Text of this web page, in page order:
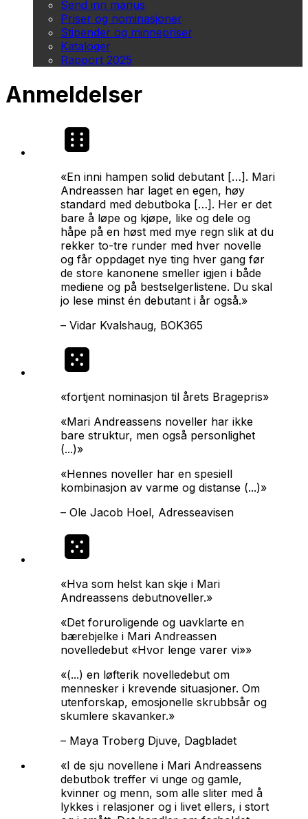
Send inn manus
Priser og nominasjoner
Stipender og minnepriser
Kataloger
Rapport 2025
Anmeldelser
«En inni hampen solid debutant […]. Mari
Andreassen har laget en egen, høy
standard med debutboka […]. Her er det
bare å løpe og kjøpe, like og dele og
håpe på en høst med mye regn slik at du
rekker to-tre runder med hver novelle
og får oppdaget nye ting hver gang før
de store kanonene smeller igjen i både
mediene og på bestselgerlistene. Du skal
jo lese minst én debutant i år også.»
– Vidar Kvalshaug, BOK365
«fortjent nominasjon til årets Bragepris»
«Mari Andreassens noveller har ikke
bare struktur, men også personlighet
(...)»
«Hennes noveller har en spesiell
kombinasjon av varme og distanse (...)»
– Ole Jacob Hoel, Adresseavisen
«Hva som helst kan skje i Mari
Andreassens debutnoveller.»
«Det foruroligende og uavklarte en
bærebjelke i Mari Andreassen
novelledebut «Hvor lenge varer vi»»
«(...) en løfterik novelledebut om
mennesker i krevende situasjoner. Om
utenforskap, emosjonelle skrubbsår og
skumlere skavanker.»
– Maya Troberg Djuve, Dagbladet
«I de sju novellene i Mari Andreassens
debutbok treffer vi unge og gamle,
kvinner og menn, som alle sliter med å
lykkes i relasjoner og i livet ellers, i stort